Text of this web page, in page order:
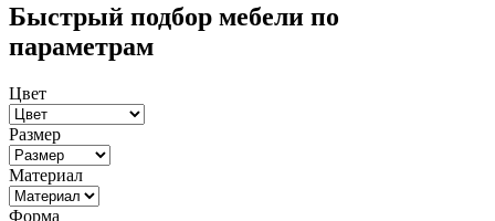
Быстрый подбор мебели по
параметрам
Цвет
Размер
Материал
Форма